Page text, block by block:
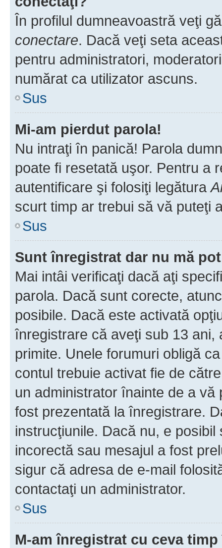
În profilul dumneavoastră veţi
conectare. Dacă veţi seta
pentru administratori,
numărat ca utilizator ascuns.
Sus
Mi-am pierdut parola!
Nu intraţi în panică! Parola
poate fi resetată uşor. Pentru a
autentificare şi folosiţi legătura
scurt timp ar trebui să vă puteţi
Sus
Sunt înregistrat dar nu mă
Mai intâi verificaţi dacă aţi
parola. Dacă sunt corecte,
posibile. Dacă este activată
înregistrare că aveţi sub 13
primite. Unele forumuri obligă
contul trebuie activat fie de
un administrator înainte de a
fost prezentată la înregistrare.
instrucţiunile. Dacă nu, e
incorectă sau mesajul a fost
sigur că adresa de e-mail
contactaţi un administrator.
Sus
M-am înregistrat cu ceva